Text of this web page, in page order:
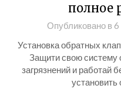
полное
Опубликовано в 6
Установка обратных
Защити свою систему
загрязнений и работай